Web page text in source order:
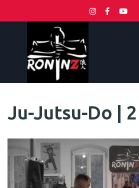
Ju-Jutsu-Do |